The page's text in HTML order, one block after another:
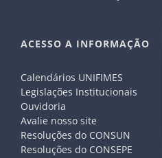
ACESSO A INFORMAÇÃO
Calendários UNIFIMES
Legislações Institucionais
Ouvidoria
Avalie nosso site
Resoluções do CONSUN
Resoluções do CONSEPE